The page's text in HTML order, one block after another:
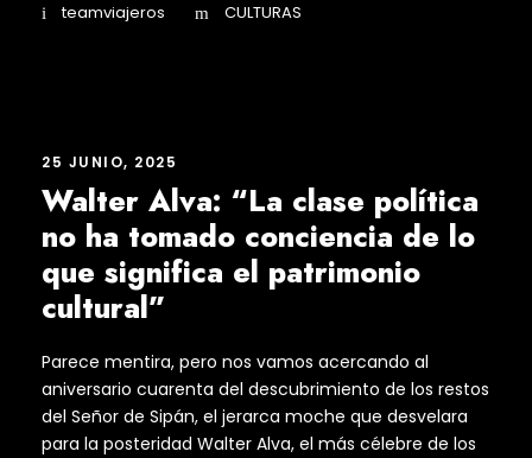
teamviajeros CULTURAS
25 JUNIO, 2025
Walter Alva: “La clase política
no ha tomado conciencia de lo
que significa el patrimonio
cultural”
Parece mentira, pero nos vamos acercando al
aniversario cuarenta del descubrimiento de los restos
del Señor de Sipán, el jerarca moche que desvelara
para la posteridad Walter Alva, el más célebre de los